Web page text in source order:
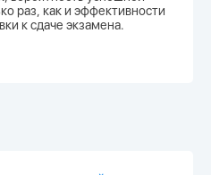
раз, как и эффективности
к сдаче экзамена.